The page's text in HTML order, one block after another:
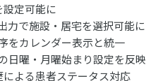
定可能に
力で施設・居宅を選択可能に
をカレンダー表示と統一
日曜・月曜始まり設定を反映
よる患者ステータス対応